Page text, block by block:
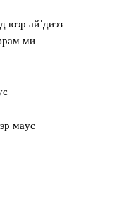
юэр айˈдиэз
ми
мaус